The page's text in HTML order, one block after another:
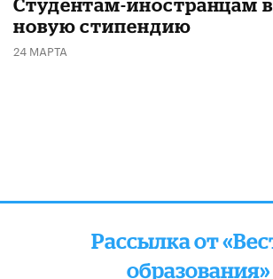
Студентам-иностранцам
новую стипендию
24 МАРТА
Рассылка от
образования»